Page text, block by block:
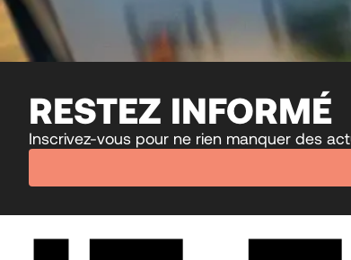
RESTEZ INFORMÉ
Inscrivez-vous pour ne rien manquer des